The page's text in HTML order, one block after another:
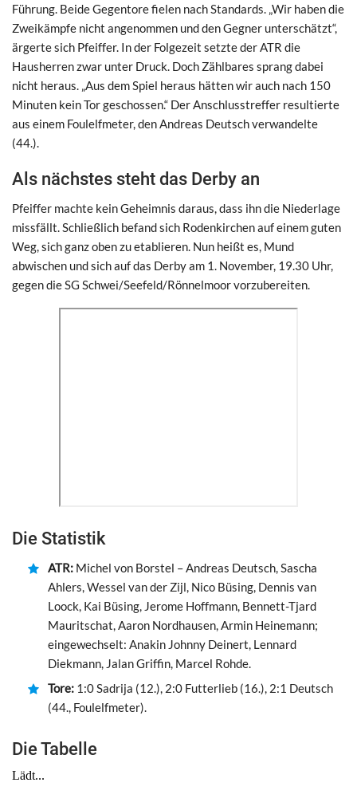
Führung. Beide Gegentore fielen nach Standards. „Wir haben die
Zweikämpfe nicht angenommen und den Gegner unterschätzt“,
ärgerte sich Pfeiffer. In der Folgezeit setzte der ATR die
Hausherren zwar unter Druck. Doch Zählbares sprang dabei
nicht heraus. „Aus dem Spiel heraus hätten wir auch nach 150
Minuten kein Tor geschossen.“ Der Anschlusstreffer resultierte
aus einem Foulelfmeter, den Andreas Deutsch verwandelte
(44.).
Als nächstes steht das Derby an
Pfeiffer machte kein Geheimnis daraus, dass ihn die Niederlage
missfällt. Schließlich befand sich Rodenkirchen auf einem guten
Weg, sich ganz oben zu etablieren. Nun heißt es, Mund
abwischen und sich auf das Derby am 1. November, 19.30 Uhr,
gegen die SG Schwei/Seefeld/Rönnelmoor vorzubereiten.
Die Statistik
ATR: Michel von Borstel – Andreas Deutsch, Sascha
Ahlers, Wessel van der Zijl, Nico Büsing, Dennis van
Loock, Kai Büsing, Jerome Hoffmann, Bennett-Tjard
Mauritschat, Aaron Nordhausen, Armin Heinemann;
eingewechselt: Anakin Johnny Deinert, Lennard
Diekmann, Jalan Griffin, Marcel Rohde.
Tore: 1:0 Sadrija (12.), 2:0 Futterlieb (16.), 2:1 Deutsch
(44., Foulelfmeter).
Die Tabelle